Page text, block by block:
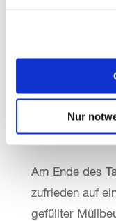
Nur
Aktion
jeder Einzelne
Sauberkeit
schwer ist,
einzusetzen“,
Projektleiter
Am Ende des
zufrieden auf
gefüllter